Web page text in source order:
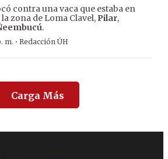
contra una vaca que estaba en
zona de Loma Clavel, Pilar,
.
m. · Redacción ÚH
Carga Más